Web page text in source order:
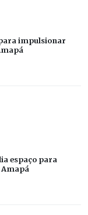
impulsionar
espaço para